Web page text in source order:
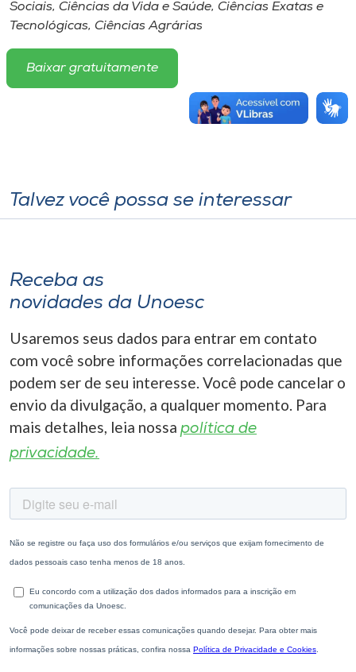
Sociais, Ciências da Vida e Saúde, Ciências Exatas e
Tecnológicas, Ciências Agrárias
Baixar gratuitamente
Talvez você possa se interessar
Receba as
novidades da Unoesc
Usaremos seus dados para entrar em contato
com você sobre informações correlacionadas que
podem ser de seu interesse. Você pode cancelar o
envio da divulgação, a qualquer momento. Para
mais detalhes, leia nossa política de
privacidade.